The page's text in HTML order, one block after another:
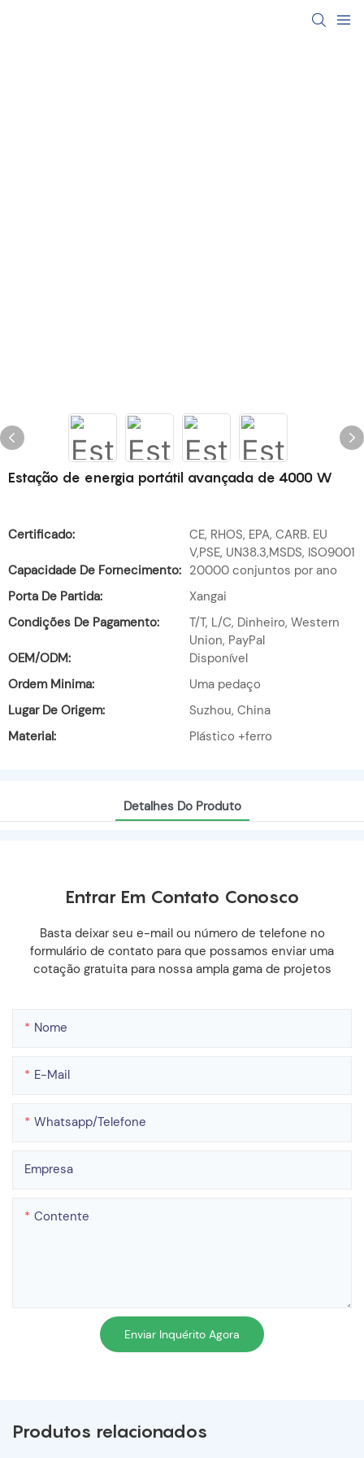
Estação de energia portátil avançada de 4000 W
Certificado:
CE, RHOS, EPA, CARB. EU
V,PSE, UN38.3,MSDS, ISO9001
Capacidade De Fornecimento: 20000 conjuntos por ano
Porta De Partida:
Xangai
Condições De Pagamento:
T/T, L/C, Dinheiro, Western
Union, PayPal
OEM/ODM:
Disponível
Ordem Minima:
Uma pedaço
Lugar De Origem:
Suzhou, China
Material:
Plástico +ferro
Detalhes Do Produto
Entrar Em Contato Conosco
Basta deixar seu e-mail ou número de telefone no
formulário de contato para que possamos enviar uma
cotação gratuita para nossa ampla gama de projetos
Nome
E-Mail
Whatsapp/telefone
Empresa
Contente
Enviar Inquérito Agora
Produtos relacionados